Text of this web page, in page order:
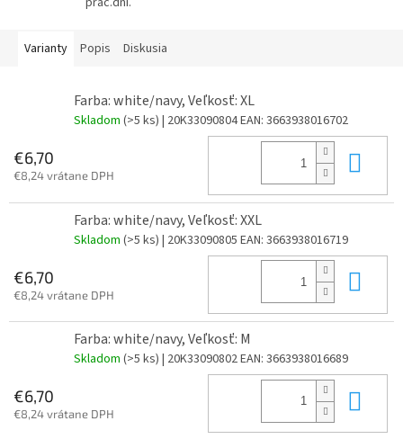
Varianty Popis Diskusia
Farba: white/navy, Veľkosť: XL
Skladom (>5 ks) | 20K33090804EAN: 3663938016702
€6,70
€8,24 vrátane DPH
Farba: white/navy, Veľkosť: XXL
Skladom (>5 ks) | 20K33090805 EAN: 3663938016719
€6,70
€8,24 vrátane DPH
Farba: white/navy, Veľkosť: M
Skladom (>5 ks) | 20K33090802EAN: 3663938016689
€6,70
€8,24 vrátane DPH